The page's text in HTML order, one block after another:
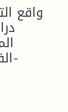
واقع
الفلاحي في الجزائر بالمسيلة-